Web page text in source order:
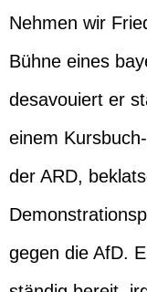
Nehmen wir
Bühne eines
desavouiert er
einem
der ARD,
gegen die AfD.